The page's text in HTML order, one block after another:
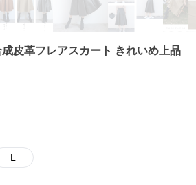
皮革フレアスカート きれいめ上品
L